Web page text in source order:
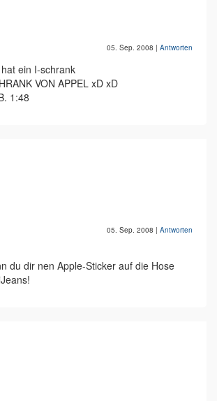
05. Sep. 2008 | Antworten
ein I-schrank
VON APPEL xD xD
1:48
05. Sep. 2008 | Antworten
du dir nen Apple-Sticker auf die Hose